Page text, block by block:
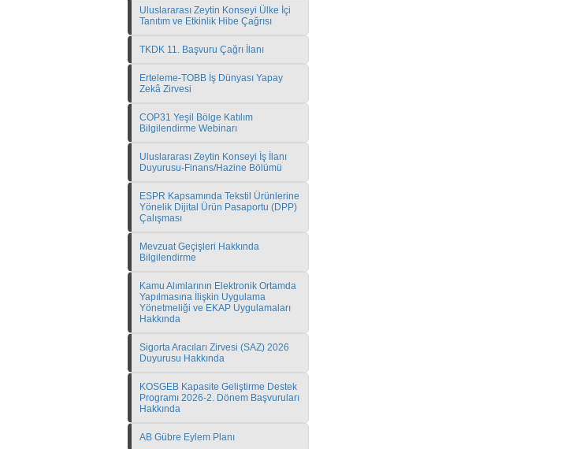
Uluslararası Zeytin Konseyi Ülke İçi
Tanıtım ve Etkinlik Hibe Çağrısı
TKDK 11. Başvuru Çağrı İlanı
Erteleme-TOBB İş Dünyası Yapay
Zekâ Zirvesi
COP31 Yeşil Bölge Katılım
Bilgilendirme Webinarı
Uluslararası Zeytin Konseyi İş İlanı
Duyurusu-Finans/Hazine Bölümü
ESPR Kapsamında Tekstil Ürünlerine
Yönelik Dijital Ürün Pasaportu (DPP)
Çalışması
Mevzuat Geçişleri Hakkında
Bilgilendirme
Kamu Alımlarının Elektronik Ortamda
Yapılmasına İlişkin Uygulama
Yönetmeliği ve EKAP Uygulamaları
Hakkında
Sigorta Aracıları Zirvesi (SAZ) 2026
Duyurusu Hakkında
KOSGEB Kapasite Geliştirme Destek
Programı 2026-2. Dönem Başvuruları
Hakkında
AB Gübre Eylem Planı